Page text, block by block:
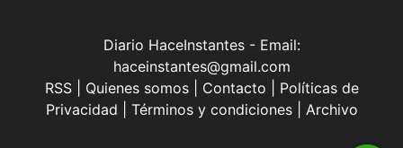
Diario HaceInstantes - Email:
haceinstantes@gmail.com
RSS| Quienes somos| Contacto
Políticas de
Privacidad
Términos y condiciones| Archivo